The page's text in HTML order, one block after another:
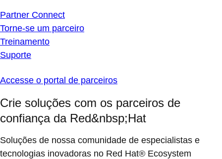
Partner Connect
Torne-se um parceiro
Treinamento
Suporte
Accesse o portal de parceiros
Crie soluções com os parceiros de
confiança da Red&nbsp;Hat
Soluções de nossa comunidade de especialistas e
tecnologias inovadoras no Red Hat® Ecosystem